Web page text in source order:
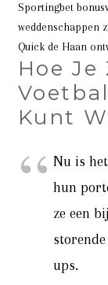
Sportingbet
weddenschappen
Quick de Haan
Hoe Je
Kunt
Nu is
hun
ze een
ups.